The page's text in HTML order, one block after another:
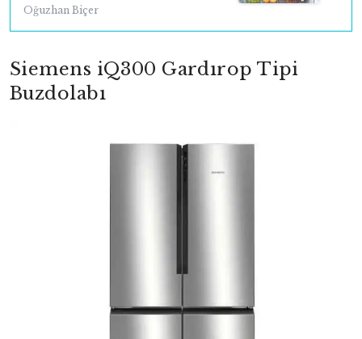
Oğuzhan Biçer
Siemens iQ300 Gardırop Tipi
Buzdolabı